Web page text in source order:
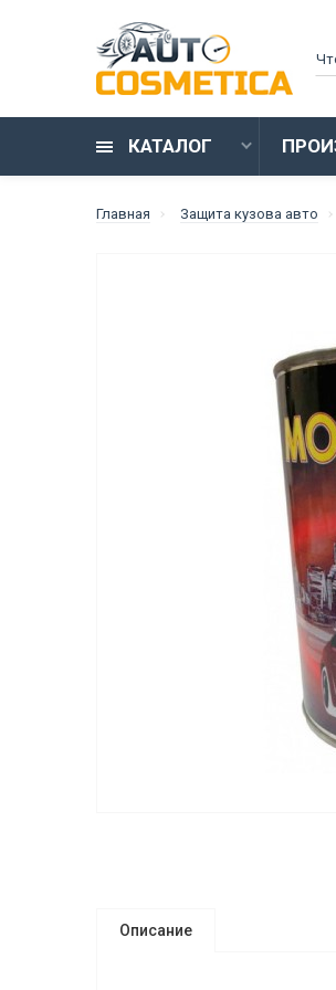
КАТАЛОГ
Главная Защита кузова авто
Описание